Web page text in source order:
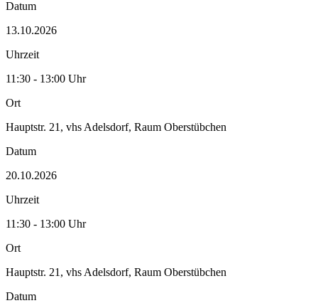
Datum
13.10.2026
Uhrzeit
11:30 - 13:00 Uhr
Ort
Hauptstr. 21, vhs Adelsdorf, Raum Oberstübchen
Datum
20.10.2026
Uhrzeit
11:30 - 13:00 Uhr
Ort
Hauptstr. 21, vhs Adelsdorf, Raum Oberstübchen
Datum